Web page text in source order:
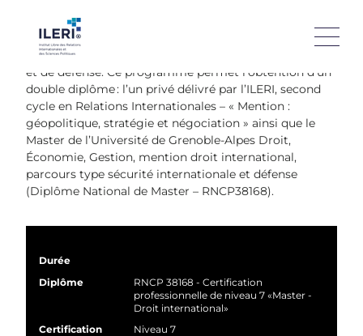
Ce Master forme des spécialistes de haut niveau
capables de développer une vision globale et
renouvelée des problèmes de sécurité internationale
et de défense. Ce programme permet l’obtention d’un
double diplôme : l’un privé délivré par l’ILERI, second
cycle en Relations Internationales – « Mention :
géopolitique, stratégie et négociation » ainsi que le
Master de l’Université de Grenoble-Alpes Droit,
Économie, Gestion, mention droit international,
parcours type sécurité internationale et défense
(Diplôme National de Master – RNCP38168).
Durée
Diplôme
RNCP 38168 - Certification
professionnelle de niveau 7 «Master -
Droit international»
Certification
Niveau 7